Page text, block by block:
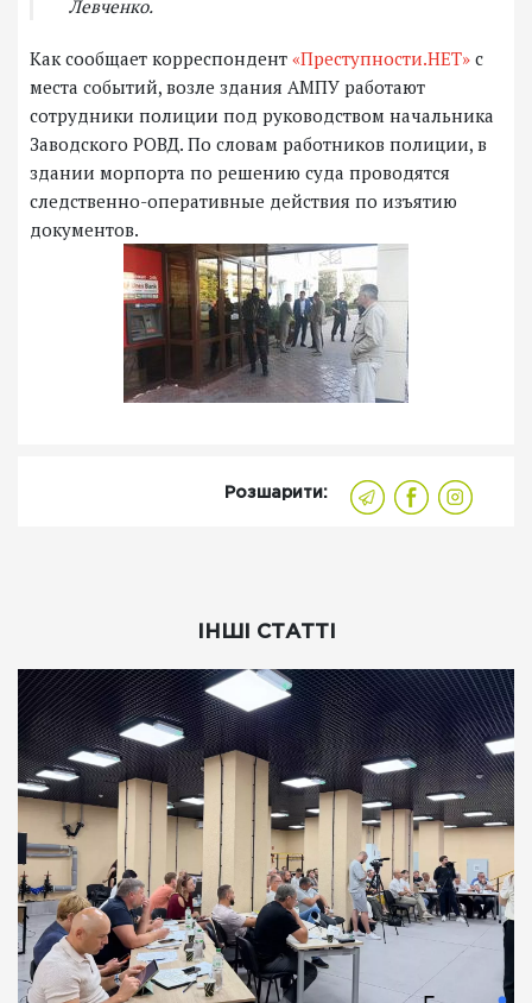
Левченко.
Как сообщает корреспондент «Преступности.НЕТ» с
места событий, возле здания АМПУ работают
сотрудники полиции под руководством начальника
Заводского РОВД. По словам работников полиции, в
здании морпорта по решению суда проводятся
следственно-оперативные действия по изъятию
документов.
Розшарити:
ІНШІ СТАТТІ